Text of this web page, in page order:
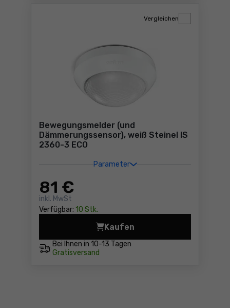
Bewegungsmelder (und
Dämmerungssensor), weiß Steinel IS
2360-3 ECO
Parameter
81 €
inkl. MwSt
Verfügbar: 10 Stk.
Vergleichen
Bei Ihnen in 10-13 Tagen
Gratisversand
Kaufen
Bewegungsmelder (und